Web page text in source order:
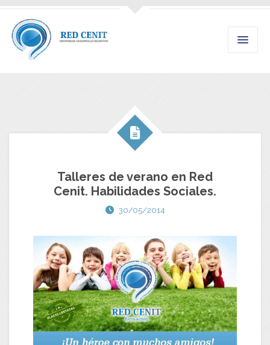
Talleres de verano en Red
Cenit. Habilidades Sociales.
30/05/2014